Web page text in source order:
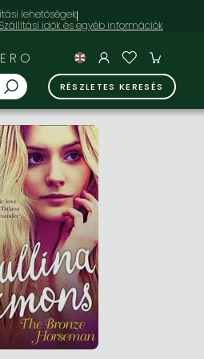
lehetőségek
RÉSZLETES KERESÉS